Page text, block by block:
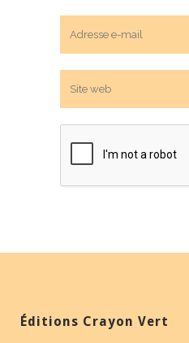
Éditions Crayon Vert